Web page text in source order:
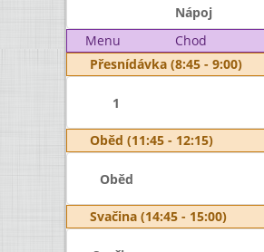
Nápoj
Menu
Chod
Přesnídávka (8:45 - 9:00)
1
Oběd (11:45 - 12:15)
Oběd
Svačina (14:45 - 15:00)